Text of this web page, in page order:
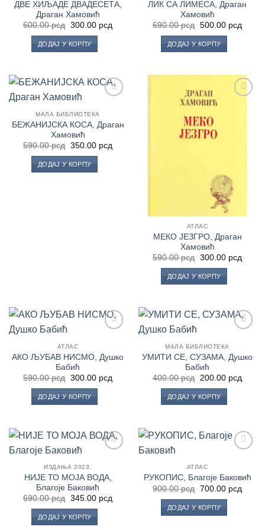
ДВЕ ХИЉАДЕ ДВАДЕСЕТА,
Драган Хамовић
600.00рсд Оригинална
је
била:
300.00 рсдТренутна
цена
ДОДАЈ У КОРПУ
ЛИК СА ЛИМЕСА, Драган
Хамовић
690.00рсд Оригинална
је
била:
500.00 рсд
цена
ДОДАЈ У КОРПУ
Листу
жеља
МАЛА БИБЛИОТЕКА
БЕЖАНИЈСКА КОСА, Драган
Хамовић
590.00рсд Оригинална
је
била:
350.00 рсдТренутна
цена
ДОДАЈ У КОРПУ
АТЛАС
МЕКО ЈЕЗГРО, Драган
Хамовић
590.00рсд Оригинална
је
била:
300.00 рсд
цена
ДОДАЈ У КОРПУ
Листу
жеља
АТЛАС
АКО ЉУБАВ НИСМО, Душко
Бабић
590.00рсд Оригинална
је
била:
300.00 рсдТренутна
цена
ДОДАЈ У КОРПУ
Листу
жеља
МАЛА БИБЛИОТЕКА
УМИТИ СЕ, СУЗАМА, Душко
Бабић
400.00рсд
Оригинална
је
била:
200.00 рсд
цена
ДОДАЈ У КОРПУ
Листу
жеља
ИЗДАЊА 2023.
НИЈЕ ТО МОЈА ВОДА,
Благоје Баковић
690.00рсд Оригинална
је
била:
345.00 рсдТренутна
цена
ДОДАЈ У КОРПУ
Листу
жеља
АТЛАС
РУКОПИС, Благоје Баковић
900.00рсд Оригинална
је
била:
700.00 рсд
цена
ДОДАЈ У КОРПУ